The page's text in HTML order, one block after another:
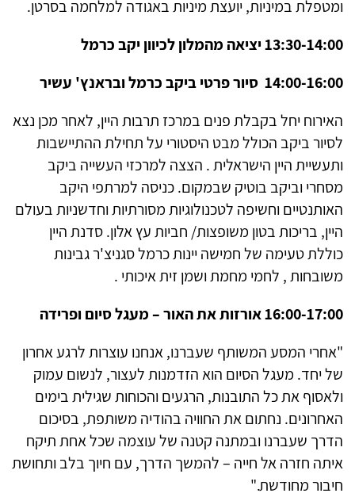
ומטפלת במיניות, יועצת מיניות באגודה למלחמה בסרטן.
13:30-14:00 יציאה מהמלון לכיוון יקב כרמל
14:00-16:00 סיור פרטי ביקב כרמל ובראנץ' עשיר
האירוח יחל בקבלת פנים במרכז תרבות היין, לאחר מכן נצא
לסיור ביקב הכולל מבט היסטורי על תחילת ההתיישבות
ותעשיית היין הישראלית . הצצה למרכזי העשייה ביקב
מסחרי וביקב בוטיק שבמקום. כניסה למרתפי היקב
האותנטיים וחשיפה לטכנולוגיות מסורתיות וחדשניות בעולם
היין, בריכות בטון משופצות/ חביות עץ אלון. סדנת היין
כוללת טעימה של חמישה יינות כרמל סגניצ'ר גבינות
משובחות , לחמי מחמת ושמן זית איכותי .
16:00-17:00 אורזות את האור – מעגל סיום ופרידה
"אחרי המסע המשותף שעברנו, אנחנו עוצרות לרגע אחרון
של יחד. מעגל הסיום הוא הזדמנות לעצור, לנשום עמוק
ולאסוף את כל התובנות, הרגעים והכוחות שגילית בימים
האחרונים. נחתום את החוויה בהודיה משותפת, בסיכום
הדרך שעברנו ובמתנה קטנה של עוצמה שכל אחת תיקח
איתה חזרה אל חייה – להמשך הדרך, עם חיוך בלב ותחושת
חיבור מחודשת."